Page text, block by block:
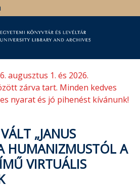
augusztus 1. és 2026.
zárva tart. Minden kedves
nyarat és jó pihenést kívánunk!
„JANUS
HUMANIZMUSTÓL A
VIRTUÁLIS